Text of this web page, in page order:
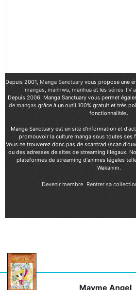
Mayme Angel
Depuis 2001, Manga Sanctuary vous propose une
mangas, manhwa, manhuaet les séries TV
Depuis 2006, Manga Sanctuary vous permet
de mangasgrâce à un outil 100% gratuit et très
fonctionnalités.
Manga Sanctuary est un site d'information et
promouvoir la culture manga sous toutes ses
Vous ne trouverez donc pas de scantrad (scan
ou des adresses de sites de streaming illégaux.
plateformes de streaming d'animes légales
Wakanim.
Devenir membre Rentrer sa